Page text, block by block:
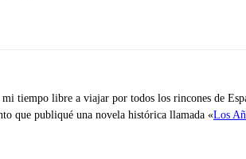
tiempo libre a viajar por todos los rincones de
que publiqué una novela histórica llamada «Los